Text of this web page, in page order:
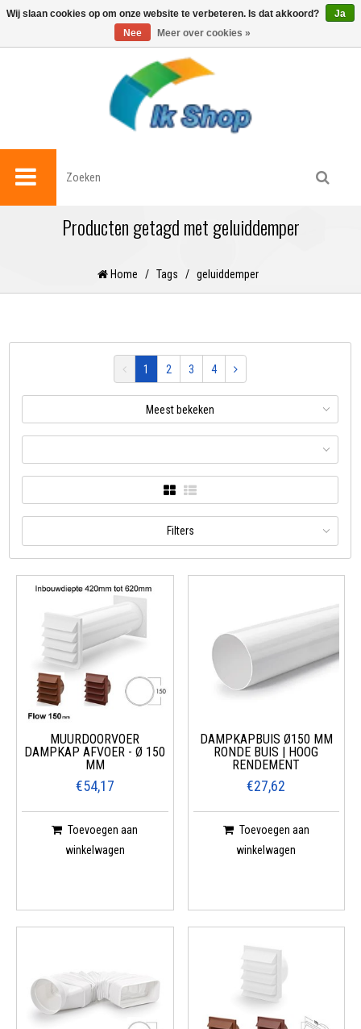
0
Producten getagd met geluiddemper
Home / Tags / geluiddemper
1 2 3 4
Meest bekeken
Filters
MUURDOORVOER
DAMPKAP AFVOER - Ø 150
MM
€54,17
Toevoegen aan
winkelwagen
DAMPKAPBUIS Ø150 MM
RONDE BUIS | HOOG
RENDEMENT
€27,62
Toevoegen aan
winkelwagen
Wij slaan cookies op om onze website te verbeteren. Is dat akkoord?
Ja
Nee
Meer over cookies »